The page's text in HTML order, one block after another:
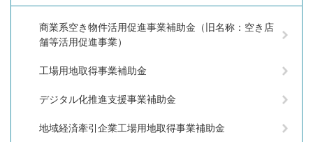
商業系空き物件活用促進事業補助金（旧名称：空き店
舗等活用促進事業）
工場用地取得事業補助金
デジタル化推進支援事業補助金
地域経済牽引企業工場用地取得事業補助金